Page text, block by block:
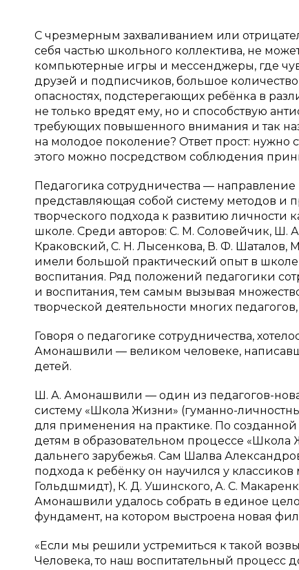
С чрезмерным захваливанием или
себя частью школьного коллектива, не
компьютерные игры и мессенджеры, где
друзей и подписчиков, большое
опасностях, подстерегающих ребёнка в
не только вредят ему, но и способствую
требующих повышенного внимания и так
на молодое поколение? Ответ прост: нужно
этого можно посредством соблюдения
Педагогика сотрудничества — направление
представляющая собой систему методов и
творческого подхода к развитию личности
школе. Среди авторов: С. М. Соловейчик, Ш.
Краковский, С. Н. Лысенкова, В. Ф.
имели большой практический опыт в
воспитания. Ряд положений педагогики
и воспитания, тем самым вызывая
творческой деятельности многих
Говоря о педагогике сотрудничества,
Амонашвили — великом человеке,
детей.
Ш. А. Амонашвили — один из педагогов-
систему «Школа Жизни» (гуманно-
для применения на практике. По
детям в образовательном процессе «Школа
дальнего зарубежья. Сам Шалва
подхода к ребёнку он научился у
Гольдшмидт), К. Д. Ушинского, А. С.
Амонашвили удалось собрать в единое
фундамент, на котором выстроена новая
«Если мы решили устремиться к такой
Человека, то наш воспитательный процесс